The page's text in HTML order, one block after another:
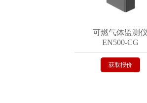
可燃气体监测仪
EN500-CG
获取报价